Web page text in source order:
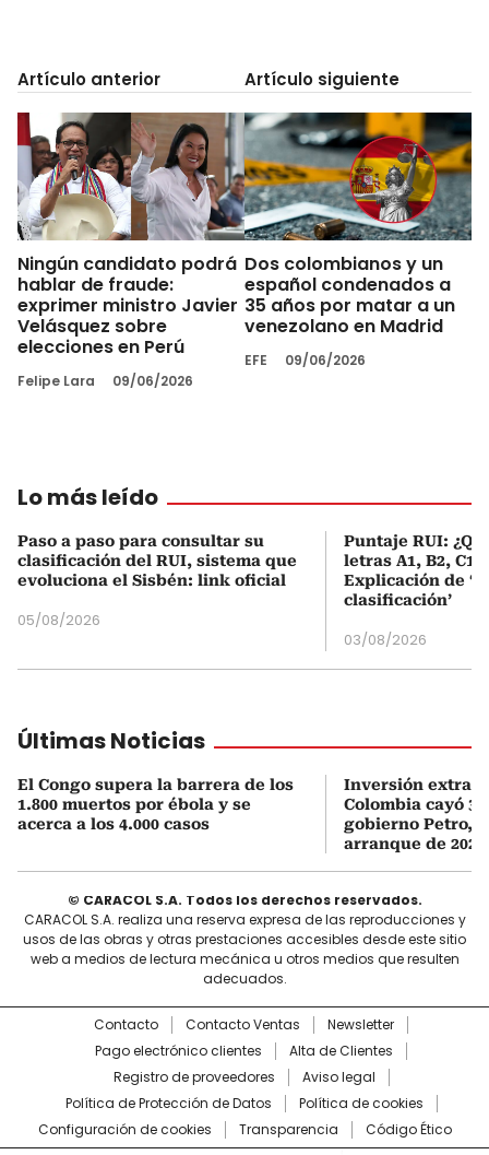
Artículo anterior
Ningún candidato podrá
hablar de fraude:
exprimer ministro Javier
Velásquez sobre
elecciones en Perú
Felipe Lara 09/06/2026
Artículo siguiente
Dos colombianos y un
español condenados a
35 años por matar a un
venezolano en Madrid
EFE 09/06/2026
Lo más leído
Paso a paso para consultar su
clasificación del RUI, sistema que
evoluciona el Sisbén: link oficial
05/08/2026
Puntaje RUI:
letras A1, B2, C1
Explicación de
clasificación’
03/08/2026
Últimas Noticias
El Congo supera la barrera de los
1.800 muertos por ébola y se
acerca a los 4.000 casos
Inversión
Colombia cayó
gobierno Petro,
arranque de 2026
© CARACOL S.A. Todos los derechos reservados.
CARACOL S.A. realiza una reserva expresa de las reproducciones y
usos de las obras y otras prestaciones accesibles desde este sitio
web a medios de lectura mecánica u otros medios que resulten
adecuados.
Contacto Contacto Ventas
Newsletter
Pago electrónico clientes
Alta de Clientes
Registro de proveedores
Aviso legal
Política de Protección de Datos
Política de cookies
Configuración de cookies
Transparencia Código Ético